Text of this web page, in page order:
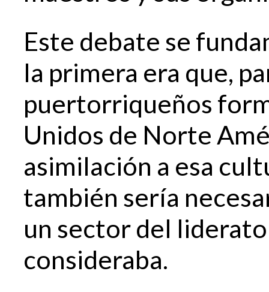
Este debate se
la primera era que,
puertorriqueños
Unidos de Norte
asimilación a esa
también sería
un sector del
consideraba.